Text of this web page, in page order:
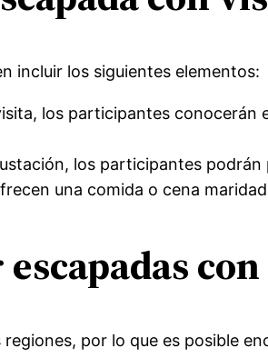
incluir los siguientes elementos:
los participantes conocerán
los participantes
una comida o cena
por lo que es posible